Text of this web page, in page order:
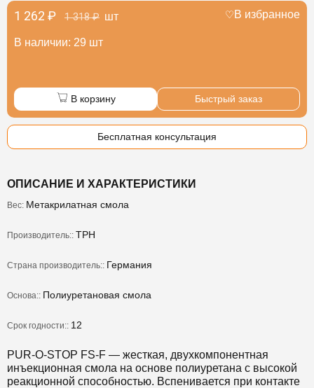
1 262 ₽ 1 318 ₽ шт
В наличии: 29 шт
В избранное
В корзину Быстрый заказ
Бесплатная консультация
ОПИСАНИЕ И ХАРАКТЕРИСТИКИ
Вес: Метакрилатная смола
Производитель:: TPH
Страна производитель:: Германия
Основа:: Полиуретановая смола
Срок годности:: 12
PUR-O-STOP FS-F — жесткая, двухкомпонентная
инъекционная смола на основе полиуретана с высокой
реакционной способностью. Вспенивается при контакте